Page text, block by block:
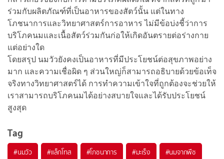
ร่วมกับผลิตภัณฑ์ที่เป็นอาหารของสัตว์นั้น แต่ในทาง
โภชนาการและวิทยาศาสตร์การอาหาร ไม่มีข้อบ่งชี้ว่าการ
บริโภคนมและเนื้อสัตว์ร่วมกันก่อให้เกิดอันตรายต่อร่างกาย
แต่อย่างใด
โดยสรุป นมวัวยังคงเป็นอาหารที่มีประโยชน์ต่อสุขภาพอย่าง
มาก และความเชื่อผิด ๆ ส่วนใหญ่ก็สามารถอธิบายด้วยข้อเท็จ
จริงทางวิทยาศาสตร์ได้ การทำความเข้าใจที่ถูกต้องจะช่วยให้
เราสามารถบริโภคนมได้อย่างสบายใจและได้รับประโยชน์
สูงสุด
Tag
#นมวัว #แล็กโทส #โภชนาการ #มะเร็ง #นมจากพืช